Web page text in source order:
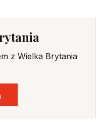
z Wielka Brytania